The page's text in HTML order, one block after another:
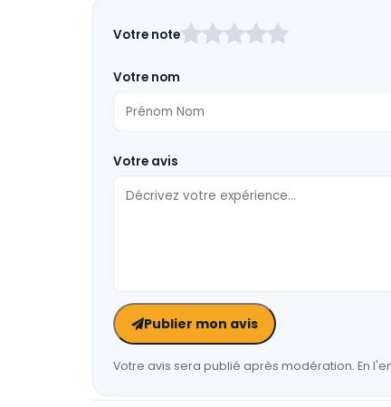
ce
vide
Votre note
Votre nom
Votre avis
Publier mon avis
Votre avis sera publié après modération. En